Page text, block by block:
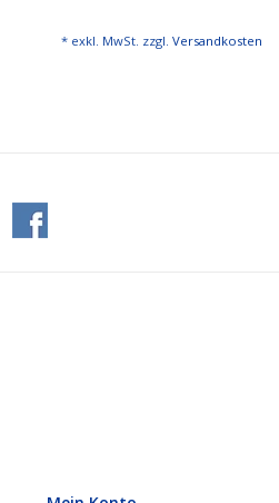
* exkl. MwSt. zzgl. Versandkosten